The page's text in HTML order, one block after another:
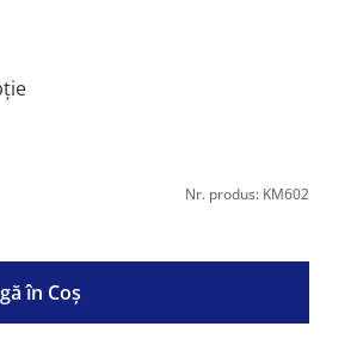
Nr. produs: KM602
în Coş